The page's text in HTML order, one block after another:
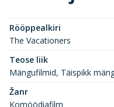
Rööppealkiri
The Vacationers
Teose liik
Mängufilmid, Täispikk
Žanr
Komöödiafilm